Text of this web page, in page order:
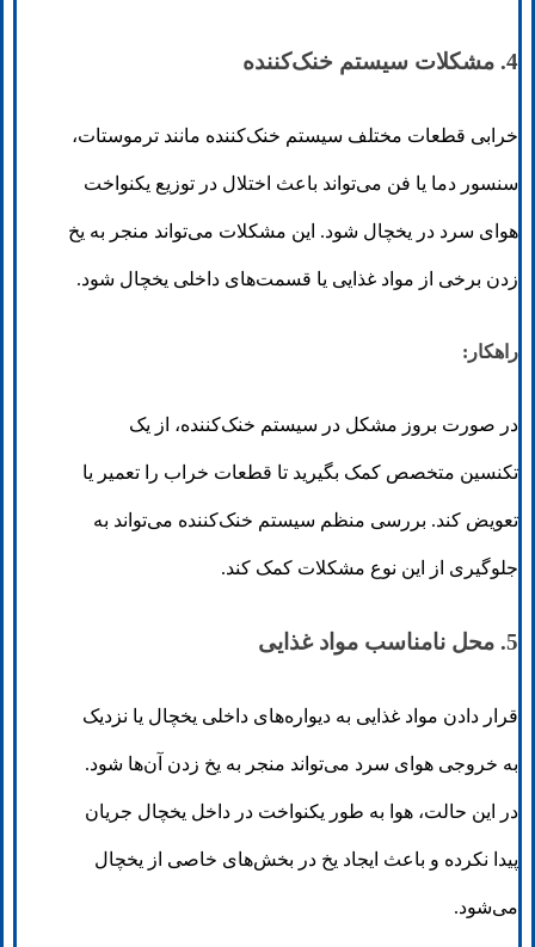
4. مشکلات سیستم خنک‌کننده
خرابی قطعات مختلف سیستم خنک‌کننده مانند ترموستات،
سنسور دما یا فن می‌تواند باعث اختلال در توزیع یکنواخت
هوای سرد در یخچال شود. این مشکلات می‌تواند منجر به یخ
زدن برخی از مواد غذایی یا قسمت‌های داخلی یخچال شود.
راهکار:
در صورت بروز مشکل در سیستم خنک‌کننده، از یک
تکنسین متخصص کمک بگیرید تا قطعات خراب را تعمیر یا
تعویض کند. بررسی منظم سیستم خنک‌کننده می‌تواند به
جلوگیری از این نوع مشکلات کمک کند.
5. محل نامناسب مواد غذایی
قرار دادن مواد غذایی به دیواره‌های داخلی یخچال یا نزدیک
به خروجی هوای سرد می‌تواند منجر به یخ زدن آن‌ها شود.
در این حالت، هوا به طور یکنواخت در داخل یخچال جریان
پیدا نکرده و باعث ایجاد یخ در بخش‌های خاصی از یخچال
می‌شود.